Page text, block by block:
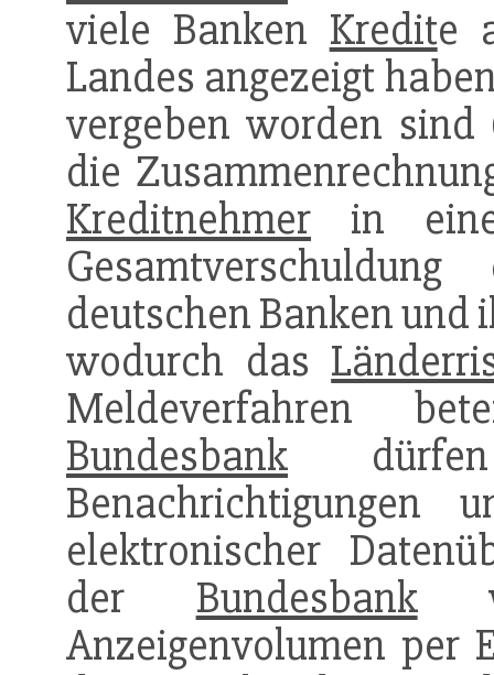
viele Banken Kredite
Landes angezeigt
vergeben worden sind
die
Kreditnehmer in
deutschen Banken und
wodurch das
Meldeverfahren
Bundesbank
Benachrichtigungen
elektronischer
der Bundesbank
Anzeigenvolumen per